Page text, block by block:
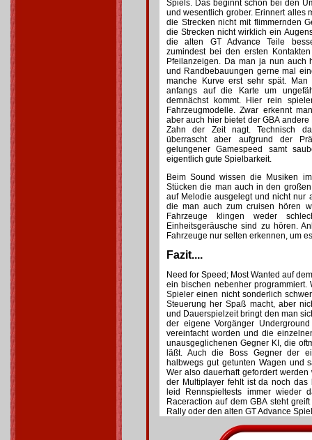
Spiels. Das beginnt schon bei den
und wesentlich grober. Erinnert alles
die Strecken nicht mit flimmernden
die Strecken nicht wirklich ein
die alten GT Advance Teile
zumindest bei den ersten
Pfeilanzeigen. Da man ja nun auch
und Randbebauungen gerne mal
manche Kurve erst sehr spät.
anfangs auf die Karte um
demnächst kommt. Hier rein
Fahrzeugmodelle. Zwar erkennt
aber auch hier bietet der GBA
Zahn der Zeit nagt. Technisch
überrascht aber aufgrund der
gelungener Gamespeed samt
eigentlich gute Spielbarkeit.
Beim Sound wissen die Musiken
Stücken die man auch in den
auf Melodie ausgelegt und nicht nur
die man auch zum cruisen hören
Fahrzeuge klingen weder
Einheitsgeräusche sind zu hören.
Fahrzeuge nur selten erkennen, um
Fazit....
Need for Speed; Most Wanted auf
ein bischen nebenher
Spieler einen nicht sonderlich
Steuerung her Spaß macht, aber
und Dauerspielzeit bringt den man
der eigene Vorgänger
vereinfacht worden und die
unausgeglichenen Gegner KI, die
läßt. Auch die Boss Gegner der
halbwegs gut getunten Wagen und
Wer also dauerhaft gefordert
der Multiplayer fehlt ist da noch
leid Rennspieltests immer wieder
Raceraction auf dem GBA steht
Rally oder den alten GT Advance